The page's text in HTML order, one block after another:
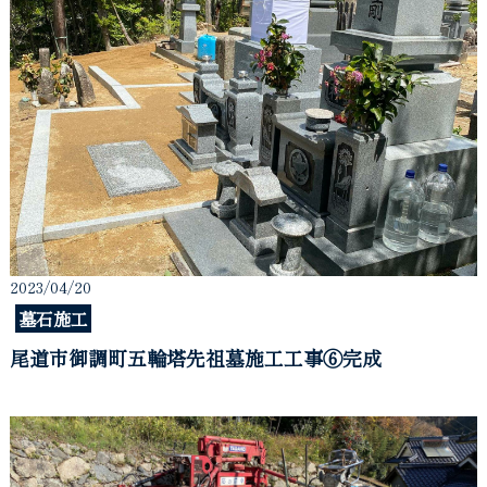
2023/04/20
墓石施工
尾道市御調町五輪塔先祖墓施工工事⑥完成